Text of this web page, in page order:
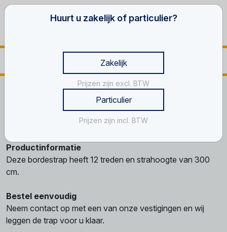
Verkoop Bordestrappen Trap, 12 treden
Trap, 12 treden
Productinformatie
Deze bordestrap heeft 12 treden en strahoogte van 300
cm.
Bestel eenvoudig
Neem contact op met een van onze vestigingen en wij
leggen de trap voor u klaar.
Huurt u zakelijk of particulier?
Zakelijk
Prijzen zijn excl. BTW
Particulier
Prijzen zijn incl. BTW